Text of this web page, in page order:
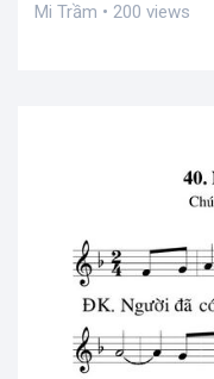
Mi Trầm • 200 views